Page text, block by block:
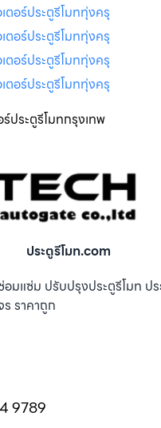
ตอร์ประตูรีโมททุ่งครุ
ตอร์ประตูรีโมททุ่งครุ
ตอร์ประตูรีโมททุ่งครุ
ตอร์ประตูรีโมททุ่งครุ
ประตูรีโมทกรุงเทพ
ประตูรีโมท.com
มแซ่ม ปรับปรุงประตูรีโมท ปร
ราคาถูก
9789